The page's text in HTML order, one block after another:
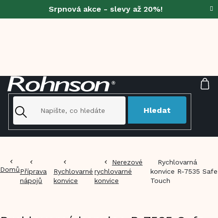
Srpnová akce - slevy až 20%!
Hledat
DomůPříprava
nápojů
Rychlovarné
konvice
Nerezové
rychlovarné
konvice
Rychlovarná
konvice R-7535 Safe
Touch